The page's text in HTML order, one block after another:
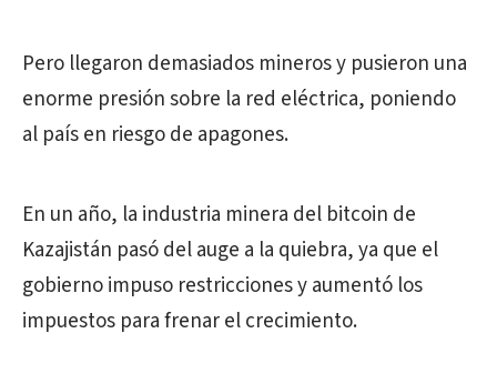
Pero llegaron demasiados mineros y pusieron una
enorme presión sobre la red eléctrica, poniendo
al país en riesgo de apagones.
En un año, la industria minera del bitcoin de
Kazajistán pasó del auge a la quiebra, ya que el
gobierno impuso restricciones y aumentó los
impuestos para frenar el crecimiento.